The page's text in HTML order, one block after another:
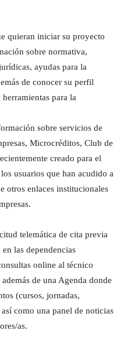
quieran iniciar su proyecto
sobre normativa,
ayudas para la
de conocer su perfil
para la
sobre servicios de
Microcréditos, Club de
creado para el
usuarios que han acudido a
otros enlaces institucionales
telemática de cita previa
las dependencias
online al técnico
de una Agenda donde
(cursos, jornadas,
como una panel de noticias
as.